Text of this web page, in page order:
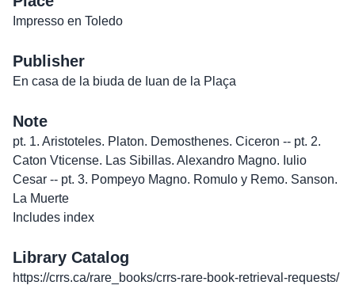
Impresso en Toledo
Publisher
En casa de la biuda de Iuan de la Plaça
Note
pt. 1. Aristoteles. Platon. Demosthenes. Ciceron -- pt. 2.
Caton Vticense. Las Sibillas. Alexandro Magno. Iulio
Cesar -- pt. 3. Pompeyo Magno. Romulo y Remo. Sanson.
La Muerte
Includes index
Library Catalog
https://crrs.ca/rare_books/crrs-rare-book-retrieval-requests/